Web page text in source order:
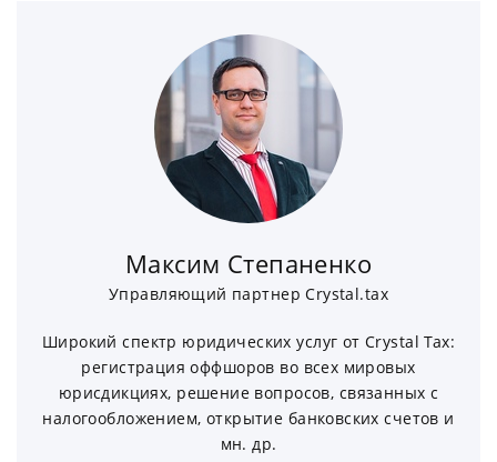
Максим Степаненко
Управляющий партнер Crystal.tax
Широкий спектр юридических услуг от Crystal Tax:
регистрация оффшоров во всех мировых
юрисдикциях, решение вопросов, связанных с
налогообложением, открытие банковских счетов и
мн. др.